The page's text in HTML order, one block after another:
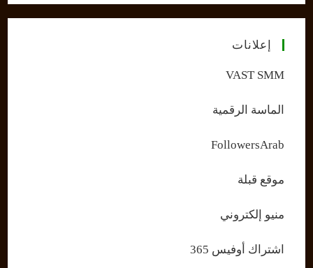
إعلانات
VAST SMM
الماسة الرقمية
FollowersArab
موقع قبلة
منيو إلكتروني
اشتراك أوفيس 365